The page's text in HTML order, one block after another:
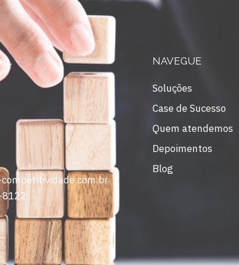
competitividade.com.br
NAVEGUE
Soluções
Case de Sucesso
Quem atendemos
Depoimentos
Blog